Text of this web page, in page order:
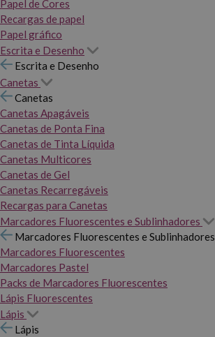
Papel de Cores
Recargas de papel
Papel gráfico
Escrita e Desenho
Escrita e Desenho
Canetas
Canetas
Canetas Apagáveis
Canetas de Ponta Fina
Canetas de Tinta Líquida
Canetas Multicores
Canetas de Gel
Canetas Recarregáveis
Recargas para Canetas
Marcadores Fluorescentes e Sublinhadores
Marcadores Fluorescentes e Sublinhadores
Marcadores Fluorescentes
Marcadores Pastel
Packs de Marcadores Fluorescentes
Lápis Fluorescentes
Lápis
Lápis